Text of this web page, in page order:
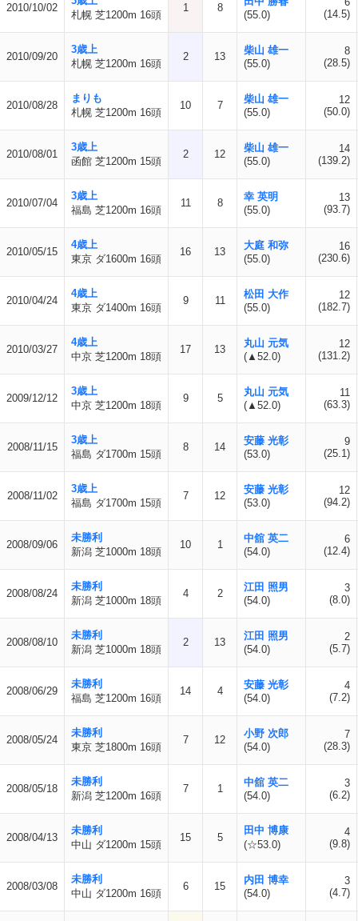
2010/10/02
札幌 芝1200m 16頭
1 8
(55.0)
(14.5)
2010/09/20
3歳上
札幌 芝1200m 16頭
2 13
柴山 雄一
(55.0)
8
(28.5)
2010/08/28
まりも
札幌 芝1200m 16頭
10 7
柴山 雄一
(55.0)
12
(50.0)
2010/08/01
3歳上
函館 芝1200m 15頭
2 12
柴山 雄一
(55.0)
14
(139.2)
2010/07/04
3歳上
福島 芝1200m 16頭
11 8
幸 英明
(55.0)
13
(93.7)
2010/05/15
4歳上
東京 ダ1600m 16頭
16 13
大庭 和弥
(55.0)
16
(230.6)
2010/04/24
4歳上
東京 ダ1400m 16頭
9 11
松田 大作
(55.0)
12
(182.7)
2010/03/27
4歳上
中京 芝1200m 18頭
17 13
丸山 元気
(▲52.0)
12
(131.2)
2009/12/12
3歳上
中京 芝1200m 18頭
9 5
丸山 元気
(▲52.0)
11
(63.3)
2008/11/15
3歳上
福島 ダ1700m 15頭
8 14
安藤 光彰
(53.0)
9
(25.1)
2008/11/02
3歳上
福島 ダ1700m 15頭
7 12
安藤 光彰
(53.0)
12
(94.2)
2008/09/06
未勝利
新潟 芝1000m 18頭
10 1
中舘 英二
(54.0)
6
(12.4)
2008/08/24
未勝利
新潟 芝1000m 18頭
4 2
江田 照男
(54.0)
3
(8.0)
2008/08/10
未勝利
新潟 芝1000m 18頭
2 13
江田 照男
(54.0)
2
(5.7)
2008/06/29
未勝利
福島 芝1200m 16頭
14 4
安藤 光彰
(54.0)
4
(7.2)
2008/05/24
未勝利
東京 芝1800m 16頭
7 12
小野 次郎
(54.0)
7
(28.3)
2008/05/18
未勝利
新潟 芝1200m 16頭
7 1
中舘 英二
(54.0)
3
(6.2)
2008/04/13
未勝利
中山 ダ1200m 15頭
15 5
田中 博康
(☆53.0)
4
(9.8)
2008/03/08
未勝利
中山 ダ1200m 16頭
6 15
内田 博幸
(54.0)
3
(4.7)